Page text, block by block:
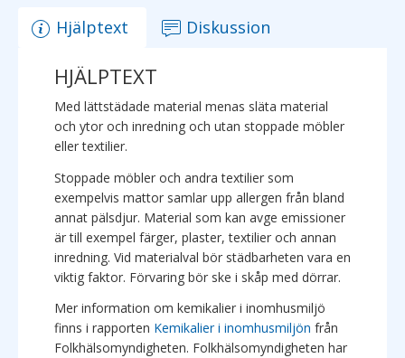
Hjälptext Diskussion
HJÄLPTEXT
Med lättstädade material menas släta material
och ytor och inredning och utan stoppade möbler
eller textilier.
Stoppade möbler och andra textilier som
exempelvis mattor samlar upp allergen från bland
annat pälsdjur. Material som kan avge emissioner
är till exempel färger, plaster, textilier och annan
inredning. Vid materialval bör städbarheten vara en
viktig faktor. Förvaring bör ske i skåp med dörrar.
Mer information om kemikalier i inomhusmiljö
finns i rapporten Kemikalier i inomhusmiljön från
Folkhälsomyndigheten. Folkhälsomyndigheten har